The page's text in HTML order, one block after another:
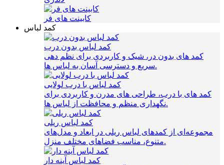
کابینت های فر
کمد لباس
کمد لباس بدون درب
کمد های بدون در، شیک و کاربردی برای نظم‌ دهی
سریع و دسترسی آسان به لباس‌ ها.
کمد لباس با درب لولایی
کمد های با درب، طراحی‌ های مدرن و کاربردی برای
نگهداری منظم و محافظت از لباس‌ ها.
کمد لباس ریلی
مجموعه‌ای از کمدهای لباس ریلی در ابعاد و مدل‌های
متنوع، مناسب فضاهای مختلف منزل.
کمد لباس آینه دار